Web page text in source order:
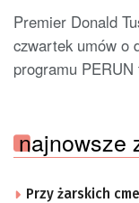
[AKTUALIZACJA]
Premier Donald
czwartek umów o
programu PERUN
najnowsze
Przy żarskich